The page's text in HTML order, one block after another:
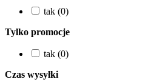
tak (0)
Tylko promocje
tak (0)
Czas wysyłki